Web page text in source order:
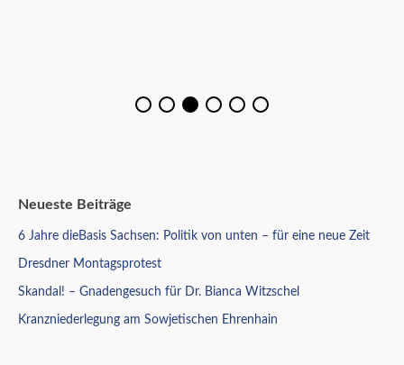
Neueste Beiträge
6 Jahre dieBasis Sachsen: Politik von unten – für eine neue Zeit
Dresdner Montagsprotest
Skandal! – Gnadengesuch für Dr. Bianca Witzschel
Kranzniederlegung am Sowjetischen Ehrenhain